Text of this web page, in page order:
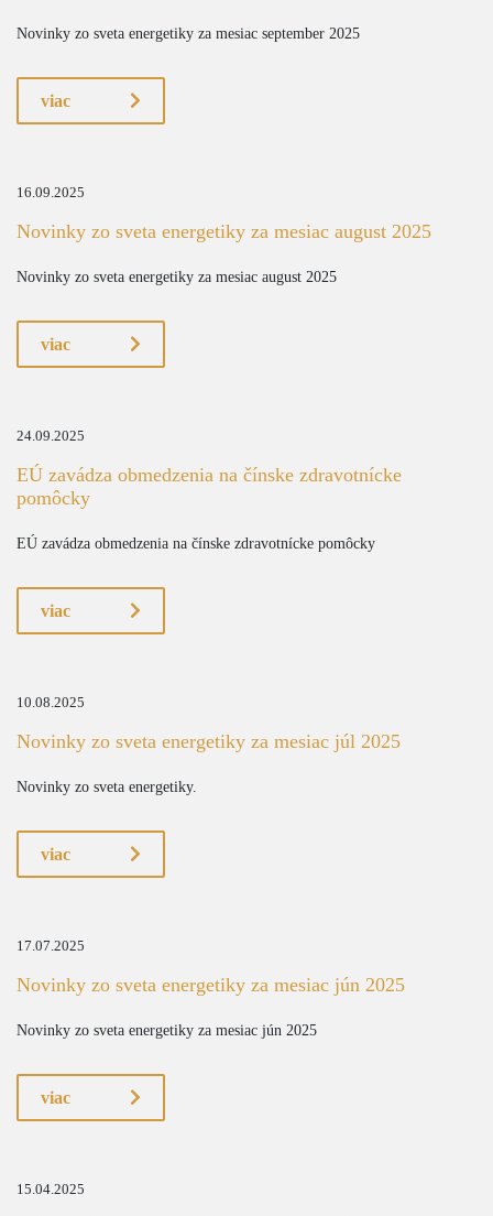
Novinky zo sveta energetiky za mesiac september 2025
viac
16.09.2025
Novinky zo sveta energetiky za mesiac august 2025
Novinky zo sveta energetiky za mesiac august 2025
viac
24.09.2025
EÚ zavádza obmedzenia na čínske zdravotnícke
pomôcky
EÚ zavádza obmedzenia na čínske zdravotnícke pomôcky
viac
10.08.2025
Novinky zo sveta energetiky za mesiac júl 2025
Novinky zo sveta energetiky.
viac
17.07.2025
Novinky zo sveta energetiky za mesiac jún 2025
Novinky zo sveta energetiky za mesiac jún 2025
viac
15.04.2025